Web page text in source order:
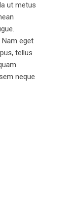
ut metus
eget
tellus
neque